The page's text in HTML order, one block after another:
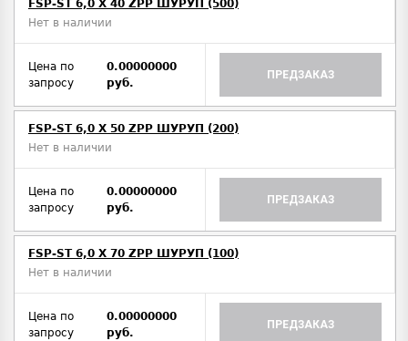
FSP-ST 6,0 X 40 ZPP ШУРУП (500)
Нет в наличии
Цена по
запросу
0.00000000
руб.
ПРЕДЗАКАЗ
FSP-ST 6,0 X 50 ZPP ШУРУП (200)
Нет в наличии
Цена по
запросу
0.00000000
руб.
ПРЕДЗАКАЗ
FSP-ST 6,0 X 70 ZPP ШУРУП (100)
Нет в наличии
Цена по
запросу
0.00000000
руб.
ПРЕДЗАКАЗ